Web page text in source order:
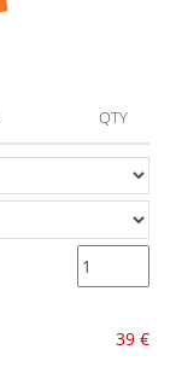
QTY
39 €